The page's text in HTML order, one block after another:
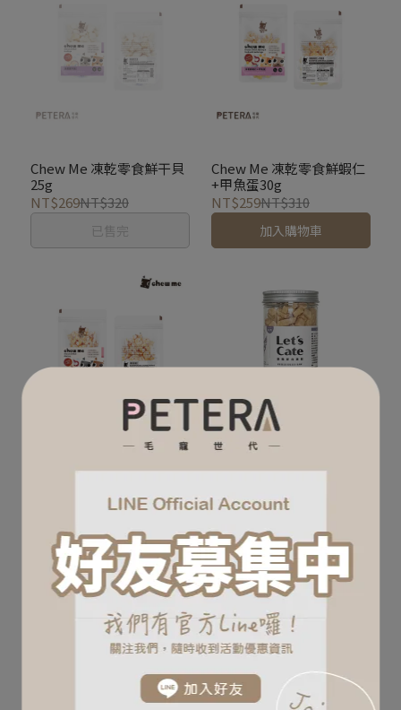
Chew Me 凍乾零食鮮干貝
25g
NT$269NT$320
已售完
Chew Me 凍乾零食鮮蝦仁
+甲魚蛋30g
NT$259NT$310
加入購物車
Chew Me 凍乾零食鮮蝦仁
NT$320
加入購物車
Let's cate 凱勒鮮肉凍乾
NT$220
加入購物車